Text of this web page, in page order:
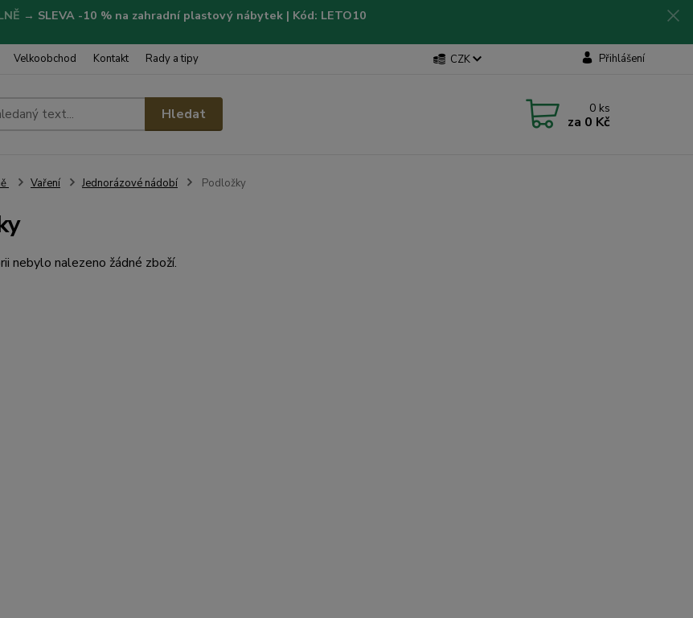
→ SLEVA -10 % na zahradní plastový nábytek | Kód: LETO10
Velkoobchod Kontakt Rady a tipy CZK Přihlášení
Hledat 0 ks
za 0 Kč
Vaření Jednorázové nádobí Podložky
nebylo nalezeno žádné zboží.